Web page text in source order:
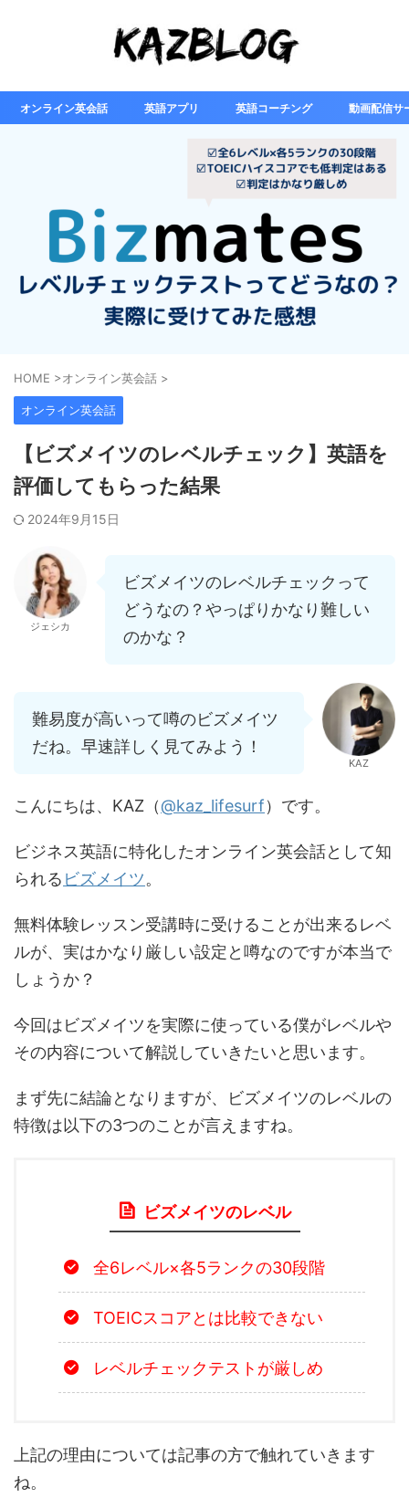
オンライン英会話 英語アプリ 英語コーチング 動画配信サ
HOME >オンライン英会話 >
オンライン英会話
【ビズメイツのレベルチェック】英語を
評価してもらった結果
2024年9月15日
ジェシカ
ビズメイツのレベルチェックって
どうなの？やっぱりかなり難しい
のかな？
難易度が高いって噂のビズメイツ
だね。早速詳しく見てみよう！
KAZ
こんにちは、KAZ（@kaz_lifesurf）です。
ビジネス英語に特化したオンライン英会話として知
られる ビズメイツ。
無料体験レッスン受講時に受けることが出来るレベ
ルが、実はかなり厳しい設定と噂なのですが本当で
しょうか？
今回はビズメイツを実際に使っている僕がレベルや
その内容について解説していきたいと思います。
まず先に結論となりますが、ビズメイツのレベルの
特徴は以下の3つのことが言えますね。
ビズメイツのレベル
全6レベル×各5ランクの30段階
TOEICスコアとは比較できない
レベルチェックテストが厳しめ
上記の理由については記事の方で触れていきます
ね。